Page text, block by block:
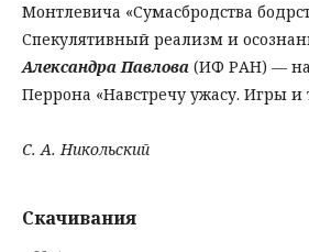
Монтлевича «Сумасбродства
Спекулятивный реализм и
Александра Павлова (ИФ РАН) — на
Перрона «Навстречу ужасу. Игры и
С. А. Никольский
Скачивания